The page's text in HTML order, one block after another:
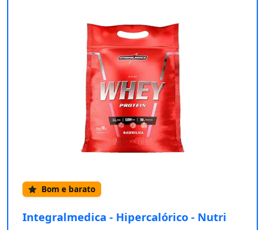
Bom e barato
Integralmedica - Hipercalórico - Nutri